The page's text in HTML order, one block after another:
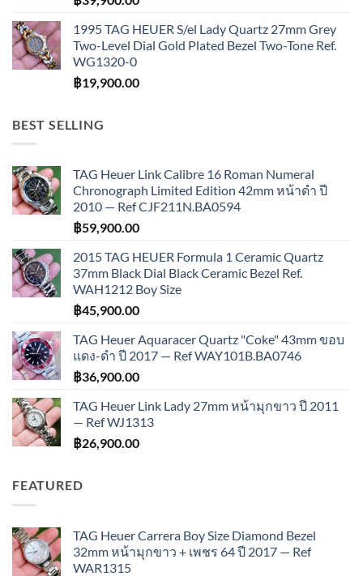
1995 TAG HEUER S/el Lady Quartz 27mm Grey
Two-Level Dial Gold Plated Bezel Two-Tone Ref.
WG1320-0
฿19,900.00
BEST SELLING
TAG Heuer Link Calibre 16 Roman Numeral
Chronograph Limited Edition 42mm หน้าดำ ปี
2010 — Ref CJF211N.BA0594
฿59,900.00
2015 TAG HEUER Formula 1 Ceramic Quartz
37mm Black Dial Black Ceramic Bezel Ref.
WAH1212 Boy Size
฿45,900.00
TAG Heuer Aquaracer Quartz "Coke" 43mm ขอบ
แดง-ดำ ปี 2017 — Ref WAY101B.BA0746
฿36,900.00
TAG Heuer Link Lady 27mm หน้ามุกขาว ปี 2011
— Ref WJ1313
฿26,900.00
FEATURED
TAG Heuer Carrera Boy Size Diamond Bezel
32mm หน้ามุกขาว + เพชร 64 ปี 2017 — Ref
WAR1315